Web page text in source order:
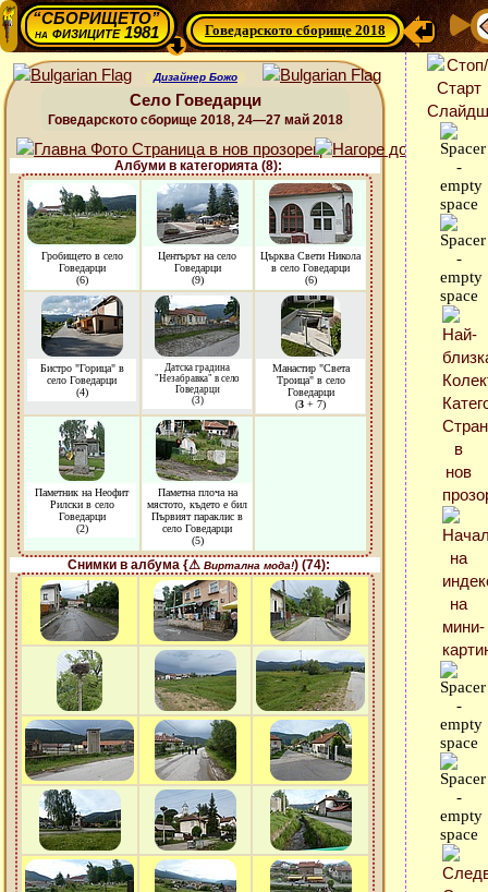
“СБОРИЩЕТО”
нафизиците 1981 Говедарското сборище 2018
Дизайнер Божо
Село Говедарци
Говедарското сборище 2018, 24—27 май 2018
Албуми в категорията (8):
Гробището в село
Говедарци
(6)
Центърът на село
Говедарци
(9)
Църква Свети Никола
в село Говедарци
(6)
Бистро "Горица" в
село Говедарци
(4)
Датска градина
"Незабравка" в село
Говедарци
(3)
Манастир "Света
Троица" в село
Говедарци
(3 + 7)
Паметник на Неофит
Рилски в село
Говедарци
(2)
Паметна плоча на
мястото, където е бил
Първият параклис в
село Говедарци
(5)
Снимки в албума {⚠ Виртална мода!) (74):